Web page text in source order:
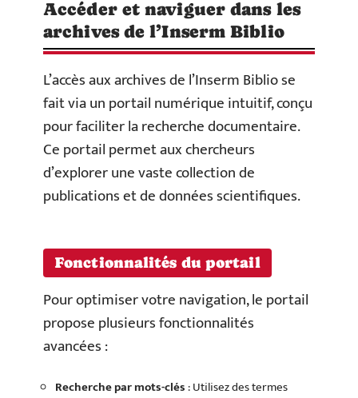
Accéder et naviguer dans les
archives de l’Inserm Biblio
L’accès aux archives de l’Inserm Biblio se
fait via un portail numérique intuitif, conçu
pour faciliter la recherche documentaire.
Ce portail permet aux chercheurs
d’explorer une vaste collection de
publications et de données scientifiques.
Fonctionnalités du portail
Pour optimiser votre navigation, le portail
propose plusieurs fonctionnalités
avancées :
Recherche par mots-clés: Utilisez des termes